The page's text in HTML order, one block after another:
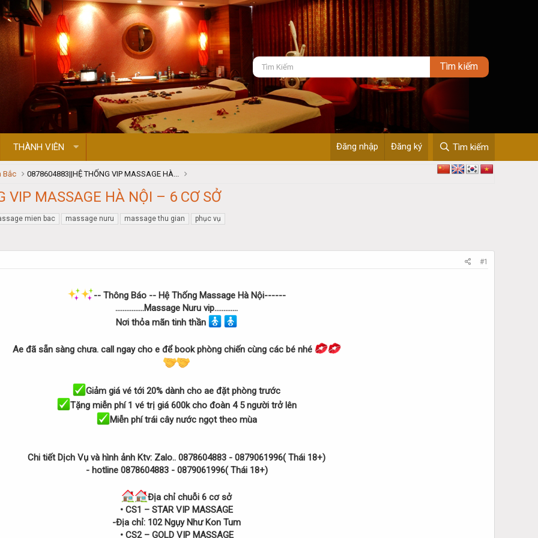
THÀNH VIÊN Đăng nhập Đăng ký Tìm kiếm
Bắc 0878604883||HỆ THỐNG VIP MASSAGE HÀ...
VIP MASSAGE HÀ NỘI – 6 CƠ SỞ
mien bac massage nuru massage thu gian phục vụ
#1
-- Thông Báo -- Hệ Thống Massage Hà Nội------
................Massage Nuru vip.............
Nơi thỏa mãn tinh thần
Ae đã sẵn sàng chưa. call ngay cho e để book phòng chiến cùng các bé nhé
Giảm giá vé tới 20% dành cho ae đặt phòng trước
Tặng miễn phí 1 vé trị giá 600k cho đoàn 4 5 người trở lên
Miễn phí trái cây nước ngọt theo mùa
Chi tiết Dịch Vụ và hình ảnh Ktv: Zalo.. 0878604883 - 0879061996( Thái 18+)
- hotline 0878604883 - 0879061996( Thái 18+)
Địa chỉ chuỗi 6 cơ sở
• CS1 – STAR VIP MASSAGE
-Địa chỉ: 102 Ngụy Như Kon Tum
• CS2 – GOLD VIP MASSAGE